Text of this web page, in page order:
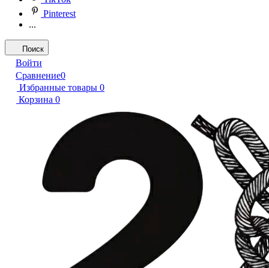
Pinterest
...
Поиск
Войти
Сравнение0
Избранные товары 0
Корзина 0